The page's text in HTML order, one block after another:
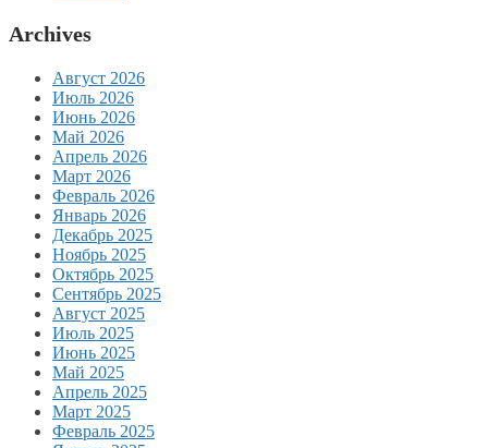
Archives
Август 2026
Июль 2026
Июнь 2026
Май 2026
Апрель 2026
Март 2026
Февраль 2026
Январь 2026
Декабрь 2025
Ноябрь 2025
Октябрь 2025
Сентябрь 2025
Август 2025
Июль 2025
Июнь 2025
Май 2025
Апрель 2025
Март 2025
Февраль 2025